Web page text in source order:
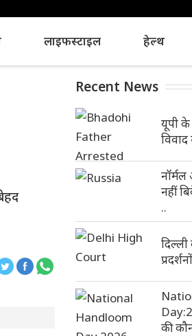
लाइफस्टाइल हेल्थ
Recent News
यूपी के
नहीं
..
की